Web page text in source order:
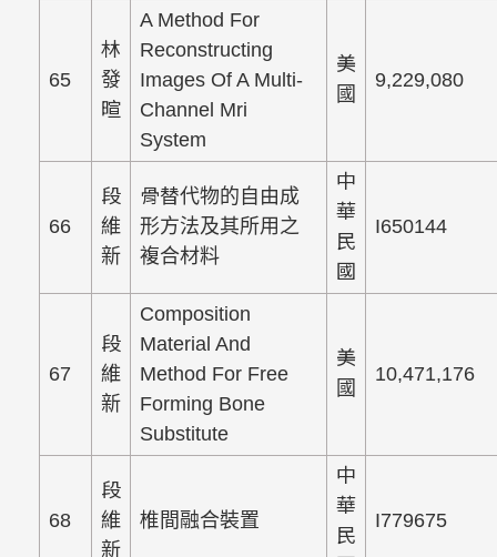
65
林
發
暄
A Method For
Reconstructing
Images Of A Multi-
Channel Mri
System
美
國
9,229,080
66
段
維
新
骨替代物的自由成
形方法及其所用之
複合材料
中
華
民
國
I650144
67
段
維
新
Composition
Material And
Method For Free
Forming Bone
Substitute
美
國
10,471,176
68
段
維
新
椎間融合裝置
中
華
民
I779675